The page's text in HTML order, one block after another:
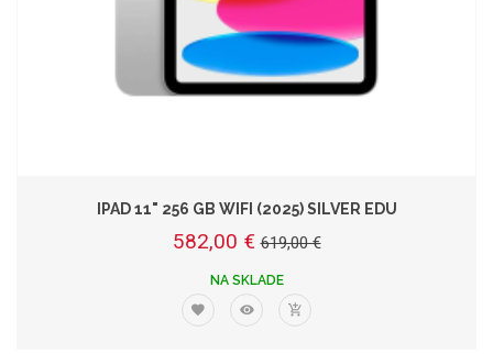
IPAD 11" 256 GB WIFI (2025) SILVER EDU
582,00 € 619,00 €
NA SKLADE